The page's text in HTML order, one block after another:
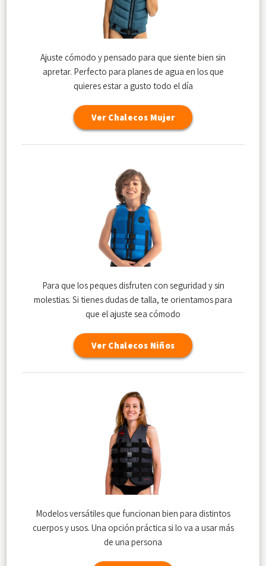
Ajuste cómodo y pensado para que siente bien sin
apretar. Perfecto para planes de agua en los que
quieres estar a gusto todo el día
Ver Chalecos Mujer
Para que los peques disfruten con seguridad y sin
molestias. Si tienes dudas de talla, te orientamos para
que el ajuste sea cómodo
Ver Chalecos Niños
Modelos versátiles que funcionan bien para distintos
cuerpos y usos. Una opción práctica si lo va a usar más
de una persona